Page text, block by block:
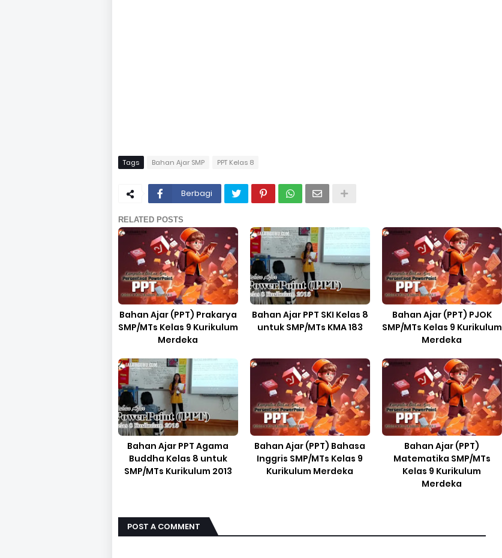
Tags Bahan Ajar SMP PPT Kelas 8
Berbagi
RELATED POSTS
Bahan Ajar (PPT) Prakarya
SMP/MTs Kelas 9 Kurikulum
Merdeka
Bahan Ajar PPT SKI Kelas 8
untuk SMP/MTs KMA 183
Bahan Ajar (PPT) PJOK
SMP/MTs Kelas 9 Kurikulum
Merdeka
Bahan Ajar PPT Agama
Buddha Kelas 8 untuk
SMP/MTs Kurikulum 2013
Bahan Ajar (PPT) Bahasa
Inggris SMP/MTs Kelas 9
Kurikulum Merdeka
Bahan Ajar (PPT)
Matematika SMP/MTs
Kelas 9 Kurikulum
Merdeka
POST A COMMENT